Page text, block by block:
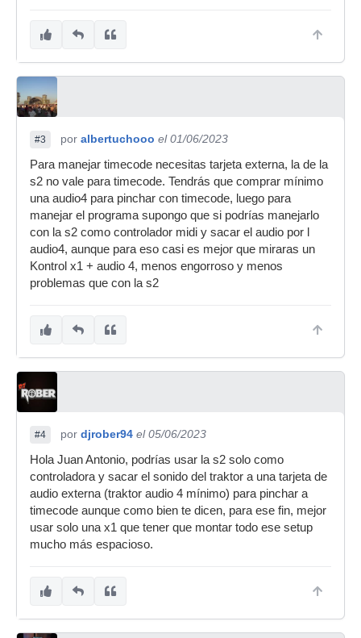
#3 por albertuchooo el 01/06/2023
Para manejar timecode necesitas tarjeta externa, la de la
s2 no vale para timecode. Tendrás que comprar mínimo
una audio4 para pinchar con timecode, luego para
manejar el programa supongo que si podrías manejarlo
con la s2 como controlador midi y sacar el audio por l
audio4, aunque para eso casi es mejor que miraras un
Kontrol x1 + audio 4, menos engorroso y menos
problemas que con la s2
#4 por djrober94 el 05/06/2023
Hola Juan Antonio, podrías usar la s2 solo como
controladora y sacar el sonido del traktor a una tarjeta de
audio externa (traktor audio 4 mínimo) para pinchar a
timecode aunque como bien te dicen, para ese fin, mejor
usar solo una x1 que tener que montar todo ese setup
mucho más espacioso.